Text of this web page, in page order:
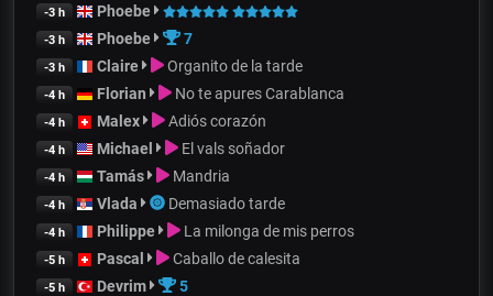
-3 h Phoebe
-3 h Phoebe 7
-3 h Claire Organito de la tarde
-4 h Florian No te apures Carablanca
-4 h Malex Adiós corazón
-4 h Michael El vals soñador
-4 h Tamás Mandria
-4 h Vlada Demasiado tarde
-4 h Philippe La milonga de mis perros
-5 h Pascal Caballo de calesita
-5 h Devrim 5